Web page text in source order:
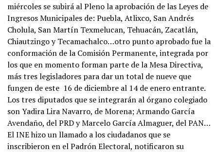
miércoles se subirá al Pleno la aprobación de las Leyes de
Ingresos Municipales de: Puebla, Atlixco, San Andrés
Cholula, San Martín Texmelucan, Tehuacán, Zacatlán,
Chiautzingo y Tecamachalco…otro punto aprobado fue la
conformación de la Comisión Permanente, integrada por
los que en momento forman parte de la Mesa Directiva,
más tres legisladores para dar un total de nueve que
fungen de este 16 de diciembre al 14 de enero entrante.
Los tres diputados que se integrarán al órgano colegiado
son Yadira Lira Navarro, de Morena; Armando García
Avendaño, del PRD y Marcelo García Almaguer, del PAN…
El INE hizo un llamado a los ciudadanos que se
inscribieron en el Padrón Electoral, notificaron su